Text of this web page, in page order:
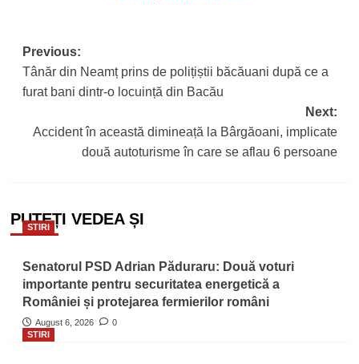
Post
navigation
Previous:
Tânăr din Neamț prins de polițiștii băcăuani după ce a
furat bani dintr-o locuință din Bacău
Next:
Accident în această dimineață la Bârgăoani, implicate
două autoturisme în care se aflau 6 persoane
PUTEȚI VEDEA ȘI
STIRI
Senatorul PSD Adrian Păduraru: Două voturi
importante pentru securitatea energetică a
României și protejarea fermierilor români
August 6, 2026
0
STIRI